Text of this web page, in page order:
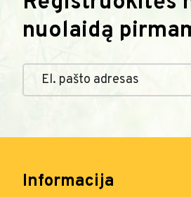
nuolaidą
Informacija